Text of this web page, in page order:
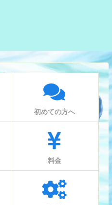
初めての方へ
料金